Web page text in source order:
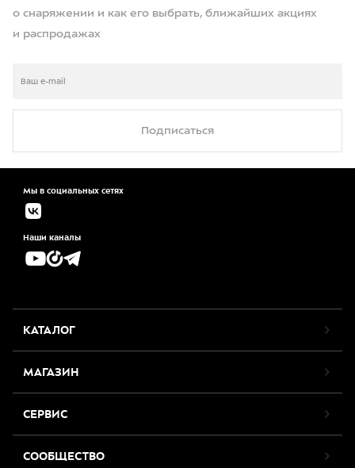
о снаряжении и как его выбрать, ближайших акциях
и распродажах
Подписаться
Мы в социальных сетях
Наши каналы
КАТАЛОГ
МАГАЗИН
СЕРВИС
СООБЩЕСТВО